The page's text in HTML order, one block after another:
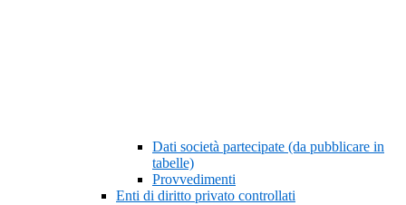
Dati società partecipate (da pubblicare in
tabelle)
Provvedimenti
Enti di diritto privato controllati